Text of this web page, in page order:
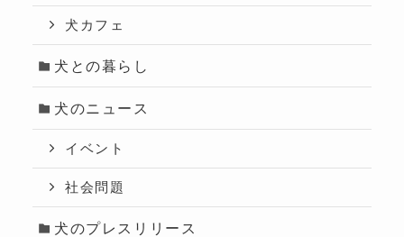
犬カフェ
犬との暮らし
犬のニュース
イベント
社会問題
犬のプレスリリース